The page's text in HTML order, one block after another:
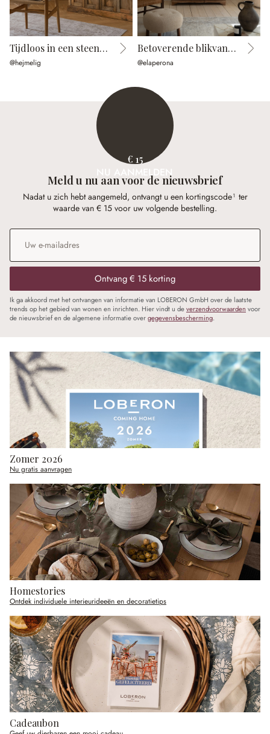
Tijdloos in een steenlook
@hejmelig
Betoverende blikvanger
@elaperona
€ 15
NU AANMELDEN
Meld u nu aan voor de nieuwsbrief
Nadat u zich hebt aangemeld, ontvangt u een kortingscode¹ ter
waarde van € 15 voor uw volgende bestelling.
E-mailadres
Ontvang € 15 korting
Ik ga akkoord met het ontvangen van informatie van LOBERON GmbH over de laatste
trends op het gebied van wonen en inrichten. Hier vindt u deverzendvoorwaarden voor
de nieuwsbrief en de algemene informatie overgegevensbescherming.
Zomer 2026
Nu gratis aanvragen
Homestories
Ontdek individuele interieurideeën en decoratietips
Cadeaubon